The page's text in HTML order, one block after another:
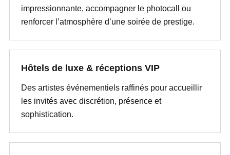
impressionnante, accompagner le photocall ou
renforcer l’atmosphère d’une soirée de prestige.
Hôtels de luxe & réceptions VIP
Des artistes événementiels raffinés pour accueillir
les invités avec discrétion, présence et
sophistication.